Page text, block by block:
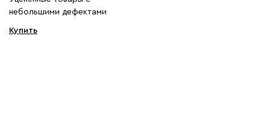
небольшими дефектами
Купить